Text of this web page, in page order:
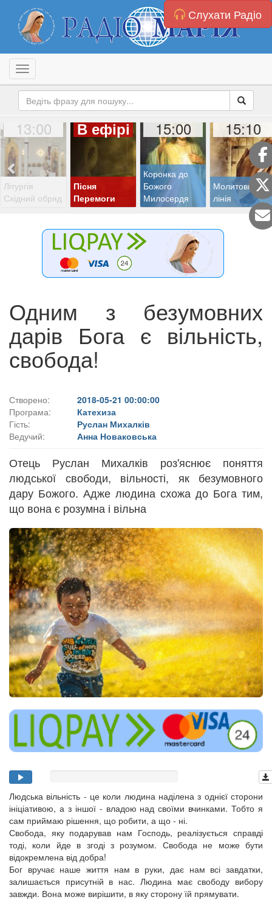
Слухати Радіо
Toggle navigation
13:00
Літургія
Східний обряд
В ефірі
Пісня
Перемоги
15:00
Коронка до
Божого
Милосердя
15:10
Молитовна
лінія
Одним з безумовних
дарів Бога є вільність,
свобода!
Створено:
2018-05-21 00:00:00
Програма:
Катехиза
Гість:
Руслан Михалків
Ведучий:
Анна Новаковська
Отець Руслан Михалків роз'яснює поняття
людської свободи, вільності, як безумовного
дару Божого. Адже людина схожа до Бога тим,
що вона є розумна і вільна
Людська вільність - це коли людина наділена з однієї сторони
ініціативою, а з іншої - владою над своїми вчинками. Тобто я
сам приймаю рішення, що робити, а що - ні.
Свобода, яку подарував нам Господь, реалізується справді
тоді, коли йде в згоді з розумом. Свобода не може бути
відокремлена від добра!
Бог вручає наше життя нам в руки, дає нам всі завдатки,
залишається присутній в нас. Людина має свободу вибору
завжди. Вона може вирішити, в яку сторону їй прямувати.